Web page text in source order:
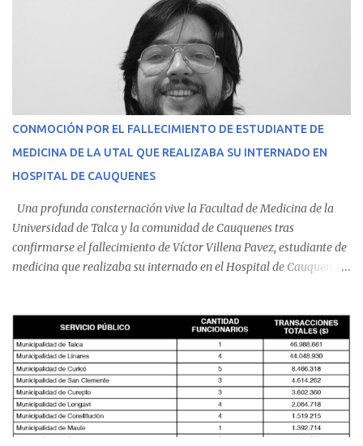
CONMOCIÓN POR EL FALLECIMIENTO DE ESTUDIANTE DE
MEDICINA DE LA UTAL QUE REALIZABA SU INTERNADO EN
HOSPITAL DE CAUQUENES
Una profunda consternación vive la Facultad de Medicina de la
Universidad de Talca y la comunidad de Cauquenes tras
confirmarse el fallecimiento de Víctor Villena Pavez, estudiante de
medicina que realizaba su internado en el Hospital de Cauquenes.
malestares físicos. Dada la complejidad de su estado de salud, el
equipo médico determinó su traslado de urgencia al Hospital
Regional de Talca y dado la urgencia la ambulancia partió hacia
Talca con escolta de Carabineros. En medio del traslado, el
estudiante de medicina de 25 años, se agravó y pese a los esfuerzos
del personal de emergencia terminó falleciendo, sin alcanzar a
recibir atención especializada en el centro de destino. Apenas se